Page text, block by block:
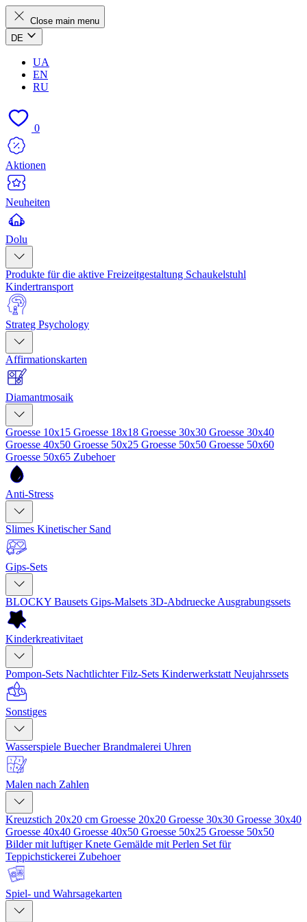
Close main menu
DE
UA
EN
RU
0
Aktionen
Neuheiten
Dolu
Produkte für die aktive Freizeitgestaltung Schaukelstuhl
Kindertransport
Strateg Psychology
Affirmationskarten
Diamantmosaik
Groesse 10x15 Groesse 18x18 Groesse 30x30 Groesse 30x40
Groesse 40x50 Groesse 50x25 Groesse 50x50 Groesse 50x60
Groesse 50x65 Zubehoer
Anti-Stress
Slimes Kinetischer Sand
Gips-Sets
BLOCKY Bausets Gips-Malsets 3D-Abdruecke Ausgrabungssets
Kinderkreativitaet
Pompon-Sets NachtlichterFilz-Sets Kinderwerkstatt Neujahrssets
Sonstiges
Wasserspiele BuecherBrandmalerei Uhren
Malen nach Zahlen
Kreuzstich 20x20 cm Groesse 20x20 Groesse 30x30 Groesse 30x40
Groesse 40x40 Groesse 40x50 Groesse 50x25 Groesse 50x50
Bilder mit luftiger Knete Gemälde mit Perlen Set für
Teppichstickerei Zubehoer
Spiel- und Wahrsagekarten